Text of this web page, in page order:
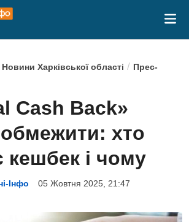
Новини Харківської області / Прес-
Cash Back»
хто
кешбек і чому
Інфо 05 Жовтня 2025, 21:47